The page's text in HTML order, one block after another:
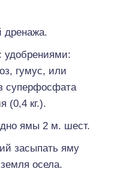
дренажа.
удобрениями:
гумус, или
суперфосфата
(0,4 кг.).
ямы 2 м. шест.
засыпать яму
осела.